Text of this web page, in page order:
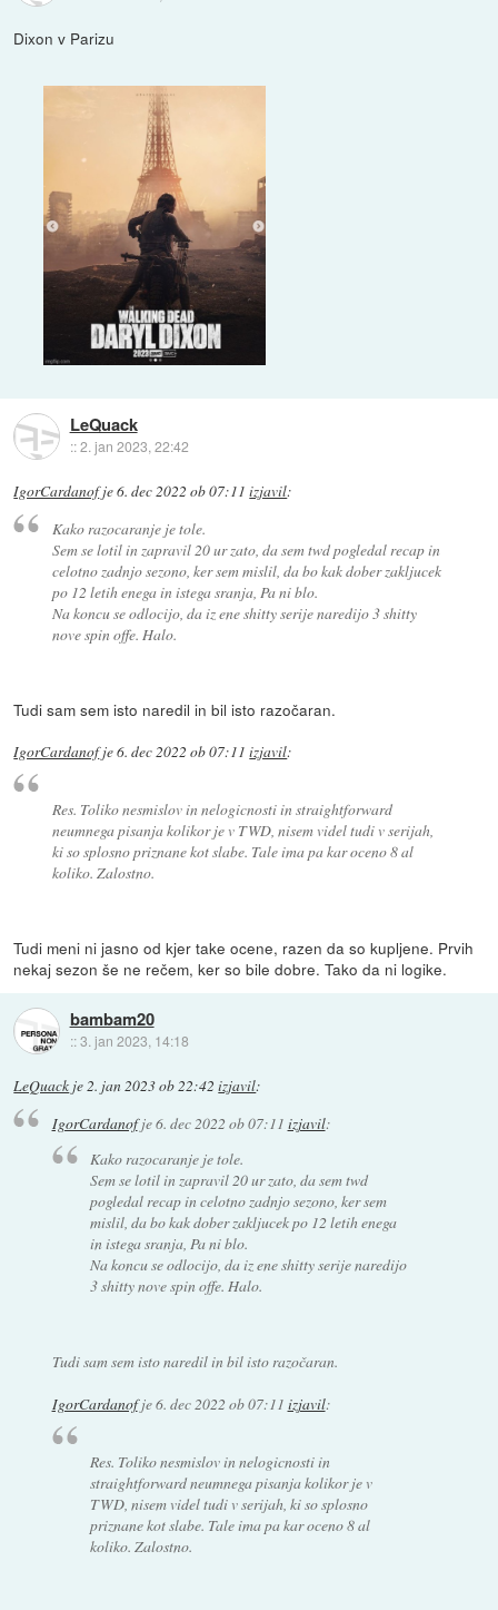
Dixon v Parizu
LeQuack
::2. jan 2023, 22:42
IgorCardanofje6. dec 2022 ob 07:11 izjavil:
Kako razocaranje je tole.
Sem se lotil in zapravil 20 ur zato, da sem twd pogledal recap in
celotno zadnjo sezono, ker sem mislil, da bo kak dober zakljucek
po 12 letih enega in istega sranja, Pa ni blo.
Na koncu se odlocijo, da iz ene shitty serije naredijo 3 shitty
nove spin offe. Halo.
Tudi sam sem isto naredil in bil isto razočaran.
IgorCardanofje6. dec 2022 ob 07:11 izjavil:
Res. Toliko nesmislov in nelogicnosti in straightforward
neumnega pisanja kolikor je v TWD, nisem videl tudi v serijah,
ki so splosno priznane kot slabe. Tale ima pa kar oceno 8 al
koliko. Zalostno.
Tudi meni ni jasno od kjer take ocene, razen da so kupljene. Prvih
nekaj sezon še ne rečem, ker so bile dobre. Tako da ni logike.
bambam20
::3. jan 2023, 14:18
LeQuack je2. jan 2023 ob 22:42 izjavil:
IgorCardanofje6. dec 2022 ob 07:11 izjavil:
Kako razocaranje je tole.
Sem se lotil in zapravil 20 ur zato, da sem twd
pogledal recap in celotno zadnjo sezono, ker sem
mislil, da bo kak dober zakljucek po 12 letih enega
in istega sranja, Pa ni blo.
Na koncu se odlocijo, da iz ene shitty serije naredijo
3 shitty nove spin offe. Halo.
Tudi sam sem isto naredil in bil isto razočaran.
IgorCardanofje6. dec 2022 ob 07:11 izjavil:
Res. Toliko nesmislov in nelogicnosti in
straightforward neumnega pisanja kolikor je v
TWD, nisem videl tudi v serijah, ki so splosno
priznane kot slabe. Tale ima pa kar oceno 8 al
koliko. Zalostno.